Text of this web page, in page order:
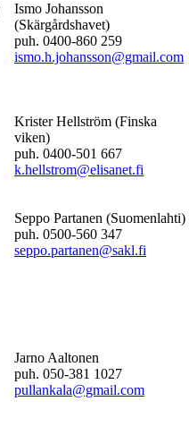
Ismo Johansson
(Skärgårdshavet)
puh. 0400-860 259
ismo.h.johansson@gmail.com
Krister Hellström (Finska
viken)
puh. 0400-501 667
k.hellstrom@elisanet.fi
Seppo Partanen (Suomenlahti)
puh. 0500-560 347
seppo.partanen@sakl.fi
Jarno Aaltonen
puh. 050-381 1027
pullankala@gmail.com